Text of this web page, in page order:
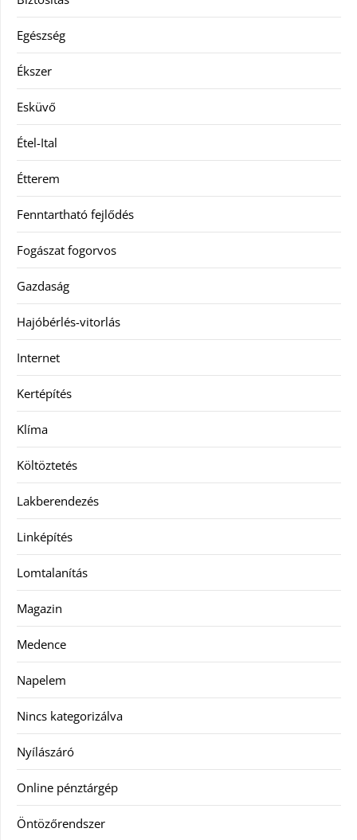
Egészség
Ékszer
Esküvő
Étel-Ital
Étterem
Fenntartható fejlődés
Fogászat fogorvos
Gazdaság
Hajóbérlés-vitorlás
Internet
Kertépítés
Klíma
Költöztetés
Lakberendezés
Linképítés
Lomtalanítás
Magazin
Medence
Napelem
Nincs kategorizálva
Nyílászáró
Online pénztárgép
Öntözőrendszer